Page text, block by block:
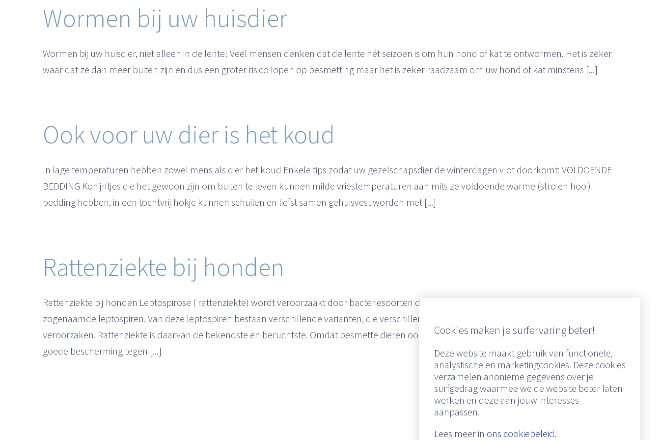
Wormen bij uw huisdier
Wormen bij uw huisdier, niet alleen in de lente! Veel mensen denken dat de lente hét seizoen is om hun hond of kat te ontwormen. Het is zeker
waar dat ze dan meer buiten zijn en dus een groter risico lopen op besmetting maar het is zeker raadzaam om uw hond of kat minstens [...]
Ook voor uw dier is het koud
In lage temperaturen hebben zowel mens als dier het koud Enkele tips zodat uw gezelschapsdier de winterdagen vlot doorkomt: VOLDOENDE
BEDDING Konijntjes die het gewoon zijn om buiten te leven kunnen milde vriestemperaturen aan mits ze voldoende warme (stro en hooi)
bedding hebben, in een tochtvrij hokje kunnen schuilen en liefst samen gehuisvest worden met [...]
Rattenziekte bij honden
Rattenziekte bij honden Leptospirose ( rattenziekte) wordt veroorzaakt door bacteriesoorten die over de hele wereld voorkomen, de
zogenaamde leptospiren. Van deze leptospiren bestaan verschillende varianten, die verschillende ziektebeelden bij uw hond kunnen
veroorzaken. Rattenziekte is daarvan de bekendste en beruchtste. Omdat besmette dieren ook mensen kunnen infecteren ( zoönose) is een
goede bescherming tegen [...]
Cookies maken je surfervaring beter!
Deze website maakt gebruik van functionele,
analystische en marketingcookies. Deze cookies
verzamelen anonieme gegevens over je
surfgedrag waarmee we de website beter laten
werken en deze aan jouw interesses
aanpassen.
Lees meer in ons cookiebeleid.